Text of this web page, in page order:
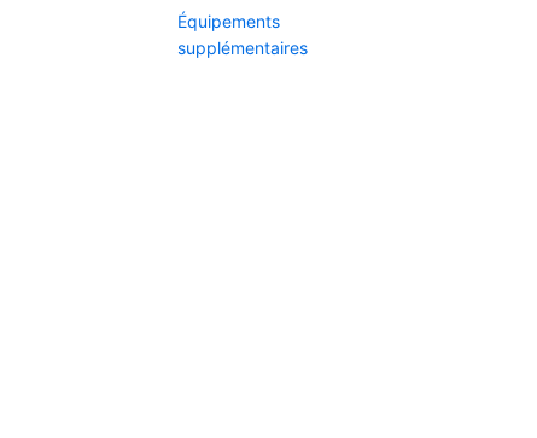
Équipements
supplémentaires